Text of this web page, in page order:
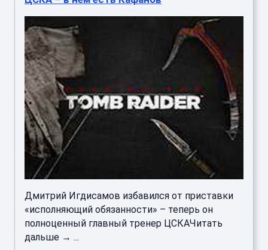
Дмитрий Игдисамов избавился от приставки
«исполняющий обязанности» – теперь он
полноценный главный тренер ЦСКАЧитать
дальше → ...